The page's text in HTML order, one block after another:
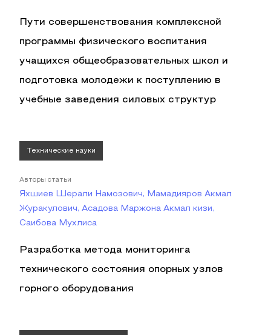
Пути совершенствования комплексной
программы физического воспитания
учащихся общеобразовательных школ и
подготовка молодежи к поступлению в
учебные заведения силовых структур
Технические науки
Авторы статьи
Яхшиев Шерали Намозович, Мамадияров Акмал
Журакулович, Асадова Маржона Акмал кизи,
Саибова Мухлиса
Разработка метода мониторинга
технического состояния опорных узлов
горного оборудования